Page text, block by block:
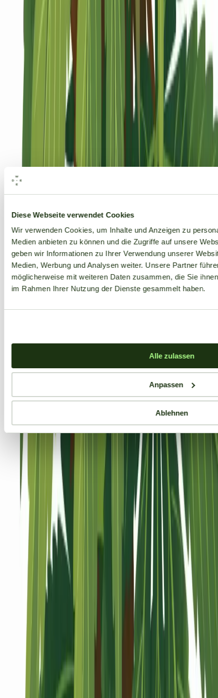
Diese Webseite verwendet Cookies
Wir verwenden Cookies, um Inhalte und Anzeigen zu
Medien anbieten zu können und die Zugriffe auf unsere
geben wir Informationen zu Ihrer Verwendung unserer
Medien, Werbung und Analysen weiter. Unsere Partner
möglicherweise mit weiteren Daten zusammen, die Sie
im Rahmen Ihrer Nutzung der Dienste gesammelt haben.
Alle zulassen
Anpassen
Ablehnen
Seedbanks